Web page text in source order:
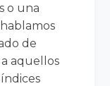
o una
de
aquellos